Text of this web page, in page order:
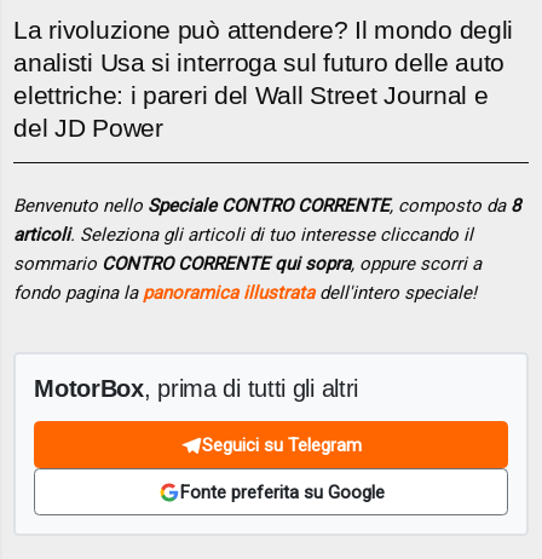
La rivoluzione può attendere? Il mondo degli
analisti Usa si interroga sul futuro delle auto
elettriche: i pareri del Wall Street Journal e
del JD Power
Benvenuto nello Speciale CONTRO CORRENTE, composto da 8
articoli. Seleziona gli articoli di tuo interesse cliccando il
sommario CONTRO CORRENTE qui sopra, oppure scorri a
fondo pagina la panoramica illustratadell'intero speciale!
MotorBox, prima di tutti gli altri
Seguici su Telegram
Fonte preferita su Google